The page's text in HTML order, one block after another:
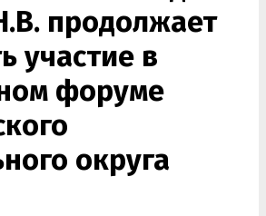
продолжает
участие в
форуме
округа